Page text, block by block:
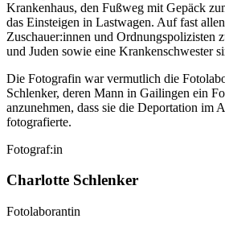
Krankenhaus, den Fußweg mit Gepäck
das Einsteigen in Lastwagen. Auf fast
Zuschauer:innen und Ordnungspolizisten
und Juden sowie eine Krankenschwester
Die Fotografin war vermutlich die
Schlenker, deren Mann in Gailingen ein
anzunehmen, dass sie die Deportation im
fotografierte.
Fotograf:in
Charlotte Schlenker
Fotolaborantin